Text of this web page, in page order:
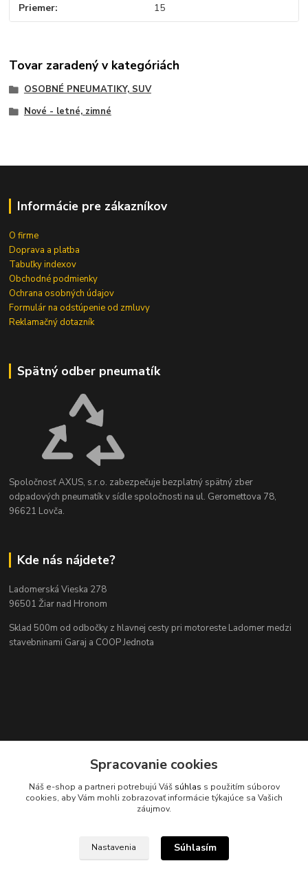
Priemer 15
Tovar zaradený v kategóriách
OSOBNÉ PNEUMATIKY, SUV
Nové - letné, zimné
Informácie pre zákazníkov
O firme
Doprava a platba
Tabuľky indexov
Obchodné podmienky
Ochrana osobných údajov
Formulár na odstúpenie od zmluvy
Reklamačný dotazník
Spätný odber pneumatík
Spoločnosť AXUS, s.r.o. zabezpečuje bezplatný spätný zber
odpadových pneumatík v sídle spoločnosti na ul. Geromettova 78,
96621 Lovča.
Kde nás nájdete?
Ladomerská Vieska 278
96501 Žiar nad Hronom
Sklad 500m od odbočky z hlavnej cesty pri motoreste Ladomer medzi
stavebninami Garaj a COOP Jednota
Kontakty
axuspneu@gmail.com
Spracovanie cookies
Náš e-shop a partneri potrebujú Váš súhlas s použitím súborov
cookies, aby Vám mohli zobrazovať informácie týkajúce sa Vašich
záujmov.
Nastavenia Súhlasím